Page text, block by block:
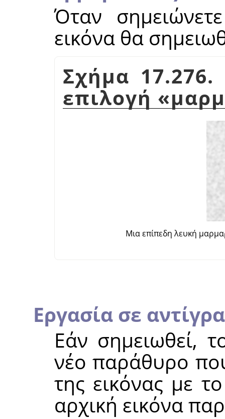
Όταν
εικόνα θα
Σχήμα
επιλογή «
Μια επίπεδη λευκή
Εργασία σε
Εάν σημειωθεί,
νέο παράθυρο
της εικόνας με
αρχική εικόνα